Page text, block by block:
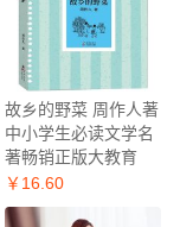
故乡的野菜 周作人著
中小学生必读文学名
著畅销正版大教育
￥16.60